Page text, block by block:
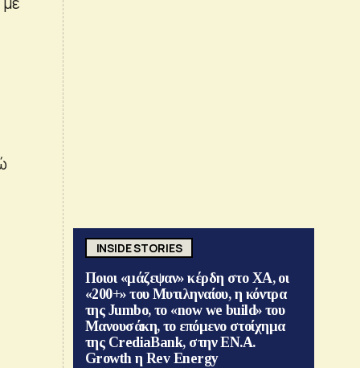
INSIDE STORIES
Ποιοι «μάζεψαν» κέρδη στο ΧΑ, οι
«200+» του Μυτιληναίου, η κόντρα
της Jumbo, το «now we build» του
Μανουσάκη, το επόμενο στοίχημα
της CrediaBank, στην ΕΝ.Α.
Growth η Rev Energy